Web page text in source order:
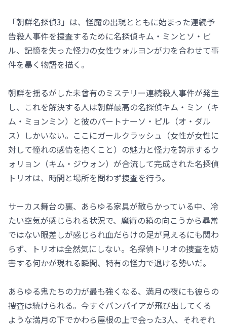
「朝鮮名探偵3」は、怪魔の出現とともに始まった連続予
告殺人事件を捜査するために名探偵キム・ミンとソ・ピ
ル、記憶を失った怪力の女性ウォルヨンが力を合わせて事
件を暴く物語を描く。
朝鮮を揺るがした未曾有のミステリー連続殺人事件が発生
し、これを解決する人は朝鮮最高の名探偵キム・ミン（キ
ム・ミョンミン）と彼のパートナーソ・ピル（オ・ダル
ス）しかいない。ここにガールクラッシュ（女性が女性に
対して憧れの感情を抱くこと）の魅力と怪力を誇示するウ
ォリョン（キム・ジウォン）が合流して完成された名探偵
トリオは、時間と場所を問わず捜査を行う。
サーカス舞台の裏、あらゆる家具が散らかっている中、冷
たい空気が感じられる状況で、魔術の箱の向こうから尋常
ではない眼差しが感じられ血だらけの足が見えるにも関わ
らず、トリオは全然気にしない。名探偵トリオの捜査を妨
害する何かが現れる瞬間、特有の怪力で退ける勢いだ。
あらゆる鬼たちの力が最も強くなる、満月の夜にも彼らの
捜査は続けられる。今すぐバンパイアが飛び出してくる
ような満月の下でかわら屋根の上で会った3人、それぞれ